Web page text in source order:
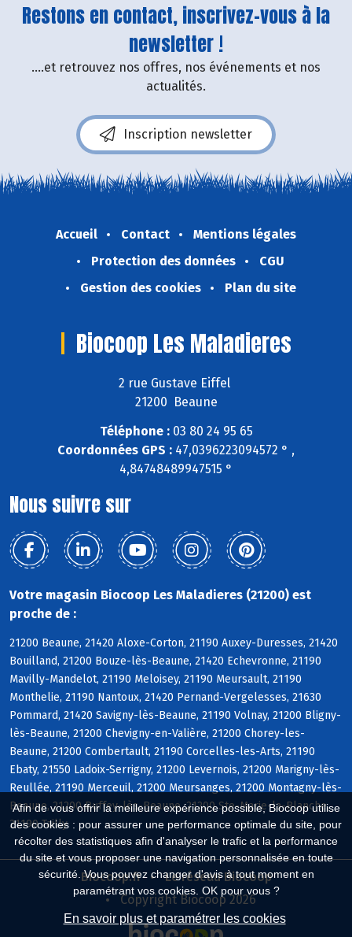
Afin de vous offrir la meilleure expérience possible, Biocoop utilise
des cookies : pour assurer une performance optimale du site, pour
récolter des statistiques afin d'analyser le trafic et la performance
du site et vous proposer une navigation personnalisée en toute
sécurité. Vous pouvez changer d'avis à tout moment en
paramétrant vos cookies. OK pour vous ?
En savoir plus et paramétrer les cookies
Restons en contact, inscrivez-vous à la
newsletter !
....et retrouvez nos offres, nos événements et nos
actualités.
Inscription newsletter
Accueil Contact
Mentions légales
Protection des données
CGU
Gestion des cookies
Plan du site
Biocoop Les Maladieres
2 rue Gustave Eiffel
21200 Beaune
Téléphone :03 80 24 95 65
Coordonnées GPS : 47,0396223094572 ° ,
4,84748489947515 °
Nous suivre sur
Votre magasin Biocoop Les Maladieres (21200) est
proche de :
21200 Beaune, 21420 Aloxe-Corton, 21190 Auxey-Duresses, 21420
Bouilland, 21200 Bouze-lès-Beaune, 21420 Echevronne, 21190
Mavilly-Mandelot, 21190 Meloisey, 21190 Meursault, 21190
Monthelie, 21190 Nantoux, 21420 Pernand-Vergelesses, 21630
Pommard, 21420 Savigny-lès-Beaune, 21190 Volnay, 21200 Bligny-
lès-Beaune, 21200 Chevigny-en-Valière, 21200 Chorey-les-
Beaune, 21200 Combertault, 21190 Corcelles-les-Arts, 21190
Ebaty, 21550 Ladoix-Serrigny, 21200 Levernois, 21200 Marigny-lès-
Reullée, 21190 Merceuil, 21200 Meursanges, 21200 Montagny-lès-
Beaune, 21200 Ruffey-lès-Beaune, 21200 Ste-Marie-la-Blanche,
21190 Tailly
Biocoop.fr
Le réseau Biocoop
Copyright Biocoop 2026